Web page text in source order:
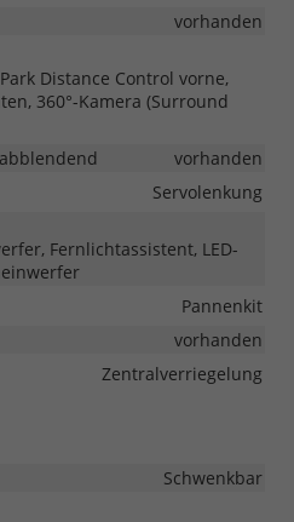
vorhanden
Distance Control vorne,
360°-Kamera (Surround
vorhanden
Servolenkung
Fernlichtassistent, LED-
Pannenkit
vorhanden
Zentralverriegelung
Schwenkbar